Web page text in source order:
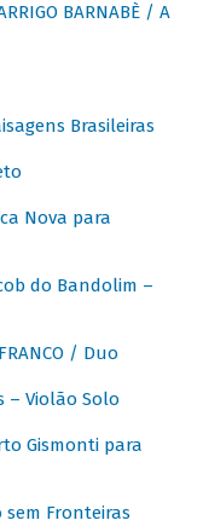
BARNABÈ / A
Brasileiras
Nova para
do Bandolim –
/ Duo
– Violão Solo
Gismonti para
sem Fronteiras